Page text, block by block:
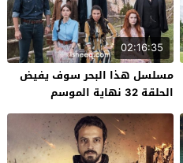
02:16:35
مسلسل هذا البحر سوف يفيض
الحلقة 32 نهاية الموسم